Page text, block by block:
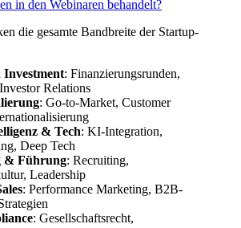
in den Webinaren behandelt?
die gesamte Bandbreite der Startup-
: Finanzierungsrunden,
Relations
: Go-to-Market, Customer
& Tech: KI-Integration,
Deep Tech
& Führung: Recruiting,
Leadership
: Performance Marketing, B2B-
: Gesellschaftsrecht,